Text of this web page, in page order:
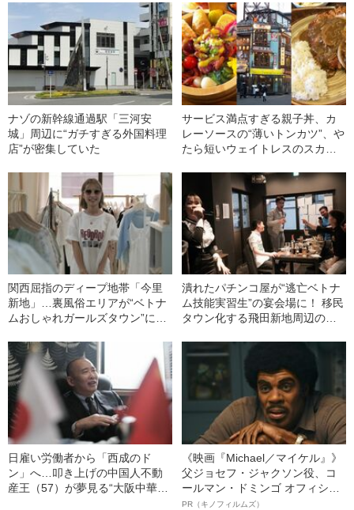
ナゾの新幹線通過駅「三河安
城」周辺に“ガチすぎる外国料理
店”が密集していた
サービス満点すぎる親子丼、カ
レーソースの“薄いトンカツ”、や
たら短いウェイトレスのスカー
本食料理店」の世界
関西屈指のディープ地帯「今里
新地」…裏風俗エリアが“ベトナ
ムおしゃれガールズタウン”に変
潰れたパチンコ屋が“逃亡ベトナ
ム技能実習生”の宴会場に！ 移民
タウン化する飛田新地周辺のい
日雇い労働者から「西成のド
ン」へ…叩き上げの中国人不動
産王（57）が夢見る“大阪中華街
《映画『Michael／マイケル』》
父ジョセフ・ジャクソン役、コ
ールマン・ドミンゴ オフィシャ
ルインタビュー“観客を魅了した
PR（キノフィルムズ）